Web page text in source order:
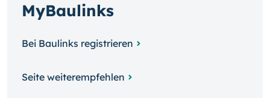
MyBaulinks
Bei Baulinks registrieren
Seite weiterempfehlen